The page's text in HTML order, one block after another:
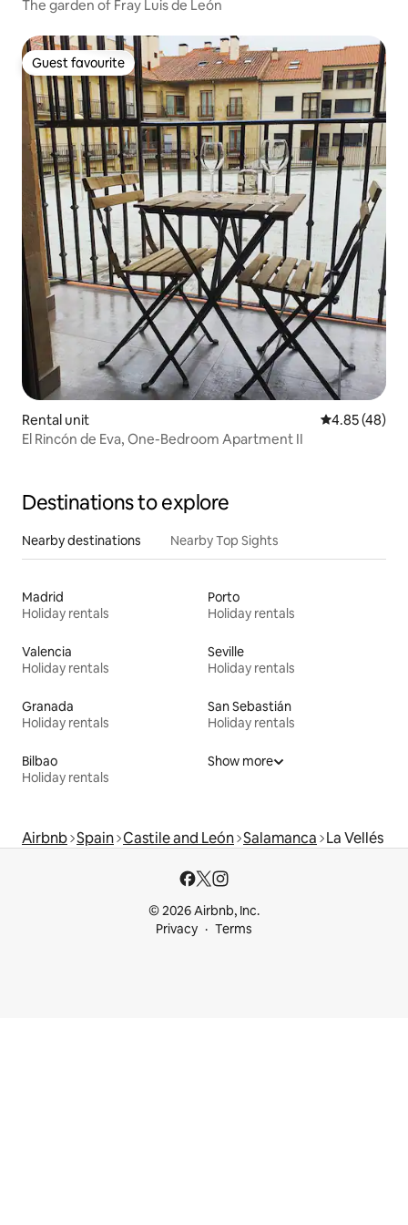
The garden of Fray Luis de León
Guest favourite
Guest favourite
Rental unit 4.85 out of 5
4.85 (48)
El Rincón de Eva, One-Bedroom Apartment II
Destinations to explore
Nearby destinations Nearby Top Sights
Madrid
Holiday rentals
Porto
Holiday rentals
Valencia
Holiday rentals
Seville
Holiday rentals
Granada
Holiday rentals
San Sebastián
Holiday rentals
Bilbao
Holiday rentals
Show more
Airbnb Spain Castile and León Salamanca La Vellés
© 2026 Airbnb, Inc.
Privacy
Terms